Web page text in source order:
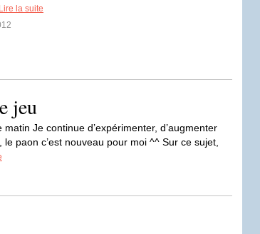
Lire la suite
jeu
Je continue d’expérimenter, d’augmenter
paon c’est nouveau pour moi ^^ Sur ce sujet,